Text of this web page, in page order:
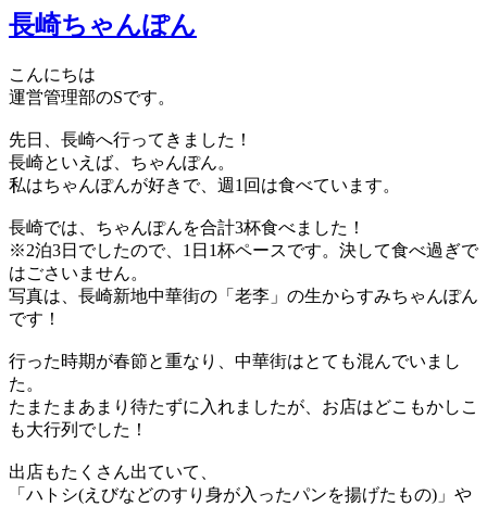
長崎ちゃんぽん
こんにちは
運営管理部のSです。
先日、長崎へ行ってきました！
長崎といえば、ちゃんぽん。
私はちゃんぽんが好きで、週1回は食べています。
長崎では、ちゃんぽんを合計3杯食べました！
※2泊3日でしたので、1日1杯ペースです。決して食べ過ぎで
はごさいません。
写真は、長崎新地中華街の「老李」の生からすみちゃんぽん
です！
行った時期が春節と重なり、中華街はとても混んでいまし
た。
たまたまあまり待たずに入れましたが、お店はどこもかしこ
も大行列でした！
出店もたくさん出ていて、
「ハトシ(えびなどのすり身が入ったパンを揚げたもの)」や